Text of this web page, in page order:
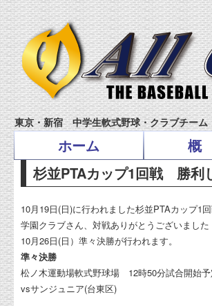
東京・新宿 中学生軟式野球・クラブチー
ホーム
概
杉並PTAカップ1回戦 勝利
10月19日(日)に行われました杉並PTAカップ1
学園クラブさん、対戦ありがとうございました
10月26日(日）準々決勝が行われます。
準々決勝
松ノ木運動場軟式野球場 12時50分試合開始予
vsサンジュニア(台東区)